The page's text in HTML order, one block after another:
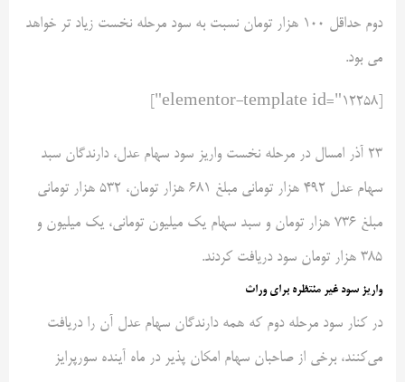
دوم حداقل ۱۰۰ هزار تومان نسبت به سود مرحله نخست زیاد تر خواهد
می بود.
۲۳ آذر امسال در مرحله نخست واریز سود سهام عدل، دارندگان سبد
سهام عدل ۴۹۲ هزار تومانی مبلغ ۶۸۱ هزار تومان، ۵۳۲ هزار تومانی
مبلغ ۷۳۶ هزار تومان و سبد سهام یک میلیون تومانی، یک میلیون و
۳۸۵ هزار تومان سود دریافت کردند.
واریز سود غیر منتظره برای وراث
در کنار سود مرحله دوم که همه دارندگان سهام عدل آن را دریافت
می‌کنند، برخی از صاحبان سهام امکان پذیر در ماه آینده سورپرایز